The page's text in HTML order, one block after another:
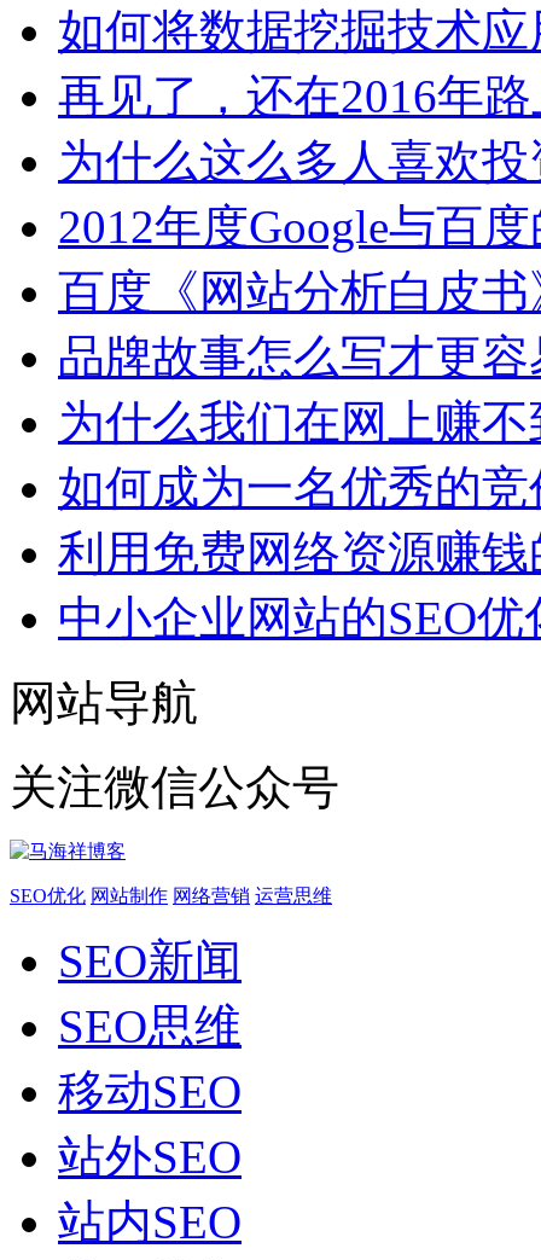
如何将数据挖掘技术应
再见了，还在2016年
为什么这么多人喜欢
2012年度Google与百
百度《网站分析白皮书
品牌故事怎么写才更容
为什么我们在网上赚
如何成为一名优秀的竞
利用免费网络资源赚钱
中小企业网站的SEO优
网站导航
关注微信公众号
SEO优化 网站制作 网络营销 运营思维
SEO新闻
SEO思维
移动SEO
站外SEO
站内SEO